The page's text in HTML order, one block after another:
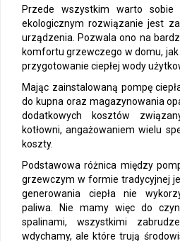
Przede wszystkim warto sobie
ekologicznym rozwiązanie jest
urządzenia. Pozwala ono na
komfortu grzewczego w domu,
przygotowanie ciepłej wody
Mając zainstalowaną pompę
do kupna oraz magazynowania
dodatkowych kosztów
kotłowni, angażowaniem wielu
koszty.
Podstawowa różnica między
grzewczym w formie tradycyjnej
generowania ciepła nie
paliwa. Nie mamy więc do
spalinami, wszystkimi
wdychamy, ale które trują